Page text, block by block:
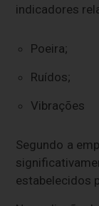
indicadores
Poeira;
Ruídos;
Vibrações
Segundo a
estabelecidos